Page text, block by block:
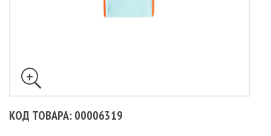
КОД ТОВАРА: 00006319